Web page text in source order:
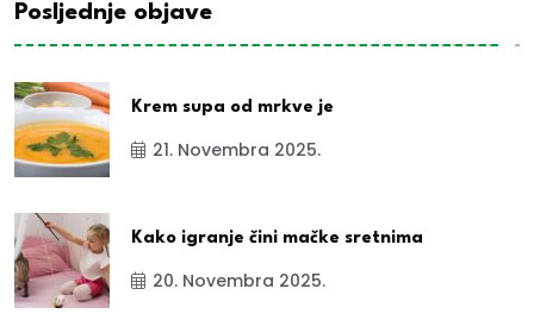
Posljednje objave
Krem supa od mrkve je
21. Novembra 2025.
Kako igranje čini mačke sretnima
20. Novembra 2025.